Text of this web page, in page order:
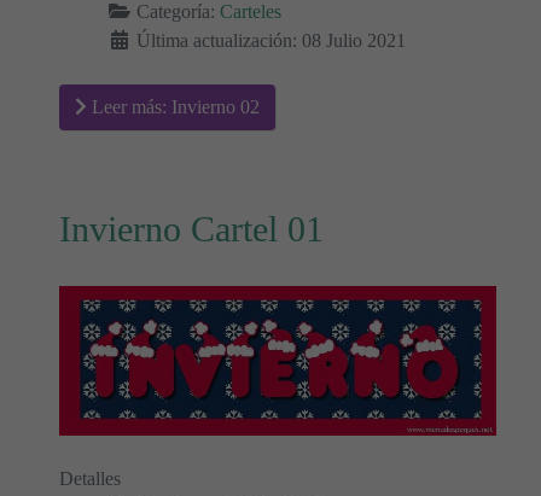
Categoría: Carteles
Última actualización: 08 Julio 2021
Leer más: Invierno 02
Invierno Cartel 01
Detalles